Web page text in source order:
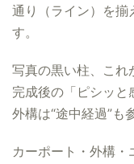
通り（ライン）を揃
す。
写真の黒い柱、これ
完成後の「ピシッと
外構は“途中経過”も
カーポート・外構